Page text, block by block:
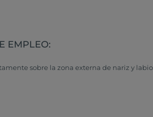
EMPLEO:
sobre la zona externa de nariz y